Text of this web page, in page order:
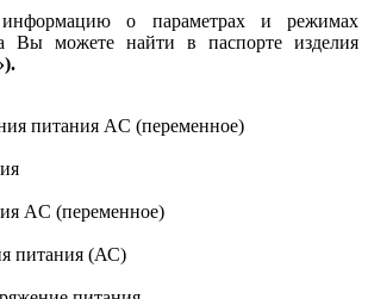
информацию о параметрах и режимах
Вы можете найти в паспорте изделия
питания AC (переменное)
AC (переменное)
питания (АС)